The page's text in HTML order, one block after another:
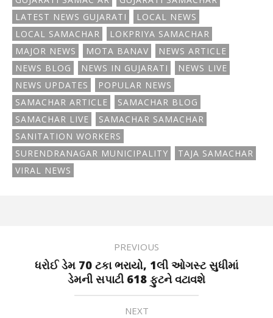
LATEST NEWS GUJARATI
LOCAL NEWS
LOCAL SAMACHAR
LOKPRIYA SAMACHAR
MAJOR NEWS
MOTA BANAV
NEWS ARTICLE
NEWS BLOG
NEWS IN GUJARATI
NEWS LIVE
NEWS UPDATES
POPULAR NEWS
SAMACHAR ARTICLE
SAMACHAR BLOG
SAMACHAR LIVE
SAMACHAR SAMACHAR
SANITATION WORKERS
SURENDRANAGAR MUNICIPALITY
TAJA SAMACHAR
VIRAL NEWS
PREVIOUS
ધરોઈ ડેમ 70 ટકા ભરાયો, 1લી ઓગસ્ટ સુધીમાં
ડેમની સપાટી 618 ફુટને વટાવશે
NEXT